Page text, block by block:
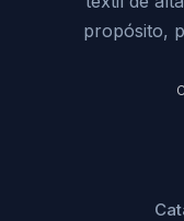
propósito,